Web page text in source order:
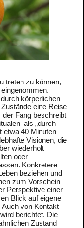
treten zu können,
körperlichen
eine Reise
der Fang beschreibt
als „durch
etwa 40 Minuten
Visionen, die
wiederholt
oder
Konkretere
beziehen und
zum Vorschein
Perspektive einer
Blick auf eigene
Auch von Kontakt
berichtet. Die
Zustand